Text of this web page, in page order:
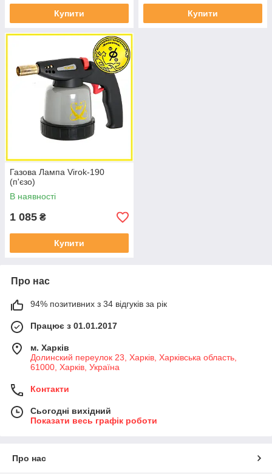
Купити Купити
Газова Лампа Virok-190
(п'єзо)
В наявності
1 085 ₴
Купити
Про нас
94% позитивних з 34 відгуків за рік
Працює з 01.01.2017
м. Харків
Долинский переулок 23, Харків, Харківська область,
61000, Харків, Україна
Контакти
Сьогодні вихідний
Показати весь графік роботи
Про нас